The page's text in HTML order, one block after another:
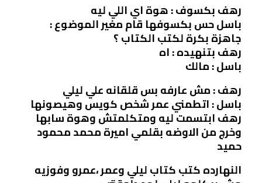
رهف بكسوف : هوة اي اللي ليه
باسل حس بكسوفها قام مغير الموضوع :
جاهزة بكرة لكتب الكتاب ؟
رهف بتنهيده : اه
باسل : مالك
رهف : مش عارفه بس قلقانه علي ليلي
باسل : اتطمني عمر شخص كويس وهيصونها
رهف ابتسمت ليه ومتكلمتش وهوة سابها
وخرج من الاوضه بقلمي اميرة محمد محمود
حميد
النهارده كتب كتاب ليلي وعمر ،عمرو وفوزيه